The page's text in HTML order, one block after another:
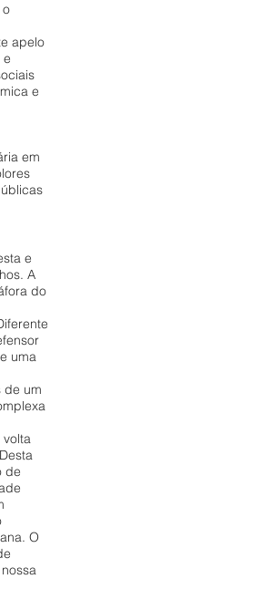
o
apelo
e
e
em
e
A
do
uma
de um
volta
de
O